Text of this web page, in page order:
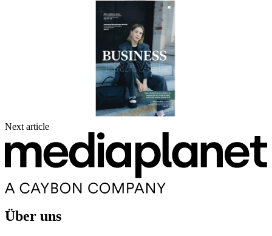
Next article
Über uns